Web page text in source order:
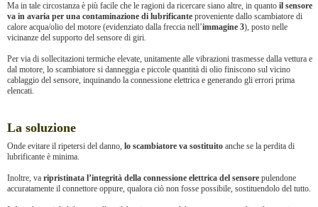
Ma in tale circostanza è più facile che le ragioni da ricercare siano altre, in quanto il sensore
va in avaria per una contaminazione di lubrificante proveniente dallo scambiatore di
calore acqua/olio del motore (evidenziato dalla freccia nell’immagine 3), posto nelle
vicinanze del supporto del sensore di giri.
Per via di sollecitazioni termiche elevate, unitamente alle vibrazioni trasmesse dalla vettura e
dal motore, lo scambiatore si danneggia e piccole quantità di olio finiscono sul vicino
cablaggio del sensore, inquinando la connessione elettrica e generando gli errori prima
elencati.
La soluzione
Onde evitare il ripetersi del danno, lo scambiatore va sostituito anche se la perdita di
lubrificante è minima.
Inoltre, va ripristinata l’integrità della connessione elettrica del sensore pulendone
accuratamente il connettore oppure, qualora ciò non fosse possibile, sostituendolo del tutto.